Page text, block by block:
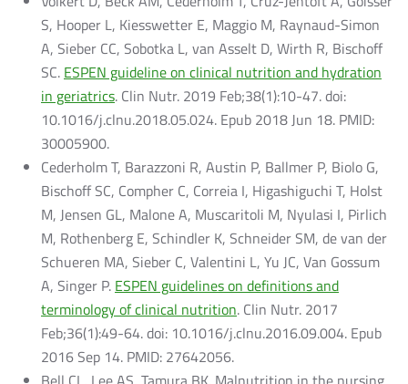
S, Hooper L, Kiesswetter E, Maggio M, Raynaud-Simon
A, Sieber CC, Sobotka L, van Asselt D, Wirth R, Bischoff
SC. ESPEN guideline on clinical nutrition and hydration
in geriatrics. Clin Nutr. 2019 Feb;38(1):10-47. doi:
10.1016/j.clnu.2018.05.024. Epub 2018 Jun 18. PMID:
30005900.
Cederholm T, Barazzoni R, Austin P, Ballmer P, Biolo G,
Bischoff SC, Compher C, Correia I, Higashiguchi T, Holst
M, Jensen GL, Malone A, Muscaritoli M, Nyulasi I, Pirlich
M, Rothenberg E, Schindler K, Schneider SM, de van der
Schueren MA, Sieber C, Valentini L, Yu JC, Van Gossum
A, Singer P. ESPEN guidelines on definitions and
terminology of clinical nutrition. Clin Nutr. 2017
Feb;36(1):49-64. doi: 10.1016/j.clnu.2016.09.004. Epub
2016 Sep 14. PMID: 27642056.